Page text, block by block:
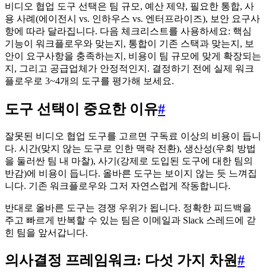
비디오 협업 도구 선택은 팀 규모, 예산 제약, 필요한 통합, 사
용 사례(에이전시 vs. 인하우스 vs. 엔터프라이즈), 보안 요구사
항에 따라 달라집니다. 다음 체크리스트를 사용하세요: 핵심
기능이 워크플로우와 맞는지, 통합이 기존 스택과 맞는지, 보
안이 요구사항을 충족하는지, 비용이 팀 규모에 맞게 확장되는
지, 그리고 공급업체가 안정적인지. 결정하기 전에 실제 워크
플로우로 3~4개의 도구를 평가해 보세요.
도구 선택이 중요한 이유#
잘못된 비디오 협업 도구를 고르면 구독료 이상의 비용이 듭니
다. 시간(맞지 않는 도구로 인한 맥락 전환), 생산성(우회 방법
을 둘러싼 팀 내 마찰), 사기(강제로 도입된 도구에 대한 팀의
반감)에 비용이 듭니다. 올바른 도구는 보이지 않는 듯 느껴집
니다. 기존 워크플로우와 그저 자연스럽게 작동합니다.
반대로 올바른 도구는 경쟁 우위가 됩니다. 정확한 피드백을
주고 빠르게 반복할 수 있는 팀은 이메일과 Slack 스레드에 갇
힌 팀을 앞서갑니다.
의사결정 프레임워크: 다섯 가지 차원#